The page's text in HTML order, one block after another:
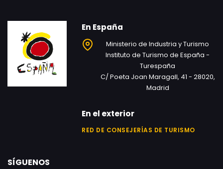
En España
Ministerio de Industria y Turismo
Instituto de Turismo de España -
Turespaña
C/ Poeta Joan Maragall, 41 - 28020,
Madrid
En el exterior
RED DE CONSEJERÍAS DE TURISMO
SÍGUENOS